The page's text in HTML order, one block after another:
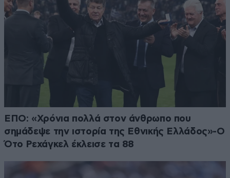
ΕΠΟ: «Χρόνια πολλά στον άνθρωπο που
σημάδεψε την ιστορία της Εθνικής Ελλάδος»-Ο
Ότο Ρεχάγκελ έκλεισε τα 88